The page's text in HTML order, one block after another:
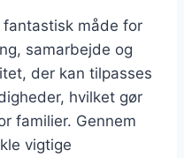
måde for
samarbejde og
der kan tilpasses
hvilket gør
familier. Gennem
vigtige